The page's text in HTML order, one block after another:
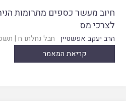
חיוב מעשר כספים מתרומות
לצרכי מס
הרב יעקב אפשטיין חבל נחלתו ח |
קריאת המאמר